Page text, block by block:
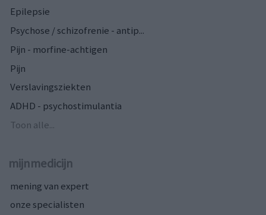
Epilepsie
Psychose / schizofrenie - antip...
Pijn - morfine-achtigen
Pijn
Verslavingsziekten
ADHD - psychostimulantia
Toon alle...
mijnmedicijn
mening van expert
onze specialisten